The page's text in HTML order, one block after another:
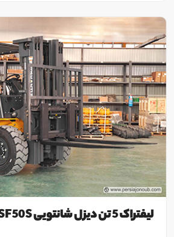
لیفتراک 5 تن دیزل شانتویی SF50S